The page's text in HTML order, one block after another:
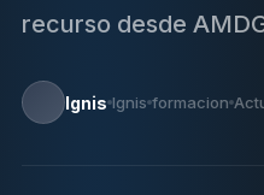
recurso desde
Ignis Ignis formacion